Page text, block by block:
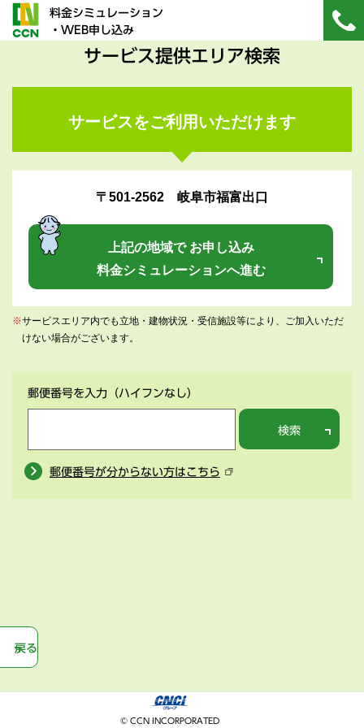
料金シミュレーション
・WEB申し込み
サービス提供エリア検索
サービスをご利用いただけます
〒501-2562 岐阜市福富出口
上記の地域で お申し込み
料金シミュレーションへ進む
※サービスエリア内でも立地・建物状況・受信施設等により、ご加入いただ
けない場合がございます。
郵便番号を入力 （ハイフンなし）
検索
郵便番号が分からない方はこちら
戻る
© CCN INCORPORATED